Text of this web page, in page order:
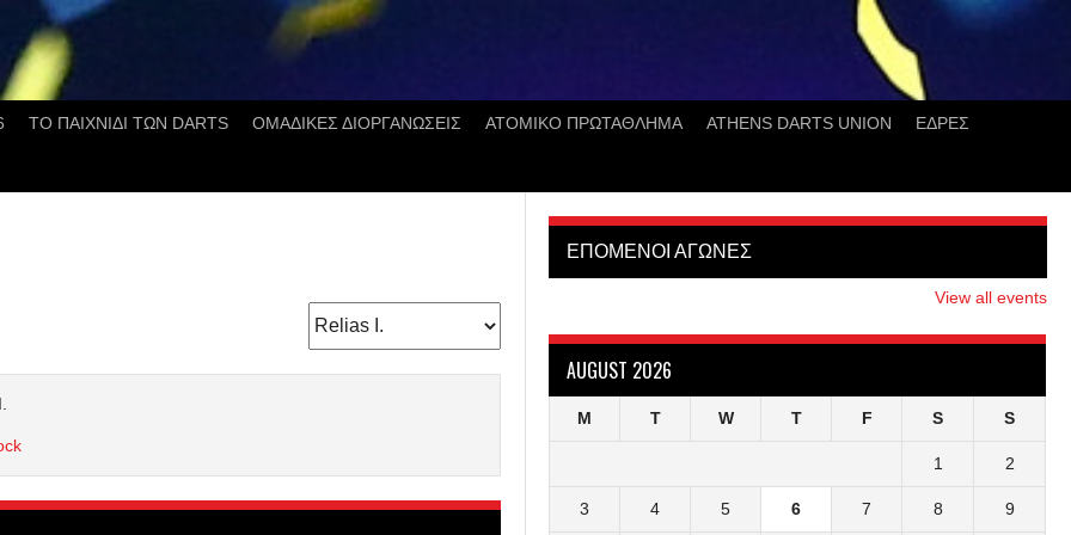
ΤΟ ΠΑΙΧΝΙΔΙ ΤΩΝ DARTS ΟΜΑΔΙΚΕΣ ΔΙΟΡΓΑΝΩΣΕΙΣ ΑΤΟΜΙΚΟ ΠΡΩΤΑΘΛΗΜΑ ATHENS DARTS UNION ΕΔΡΕΣ
ΕΠΟΜΕΝΟΙ ΑΓΩΝΕΣ
View all events
AUGUST 2026
M T W T F S S
1 2
3 4 5 6 7 8 9